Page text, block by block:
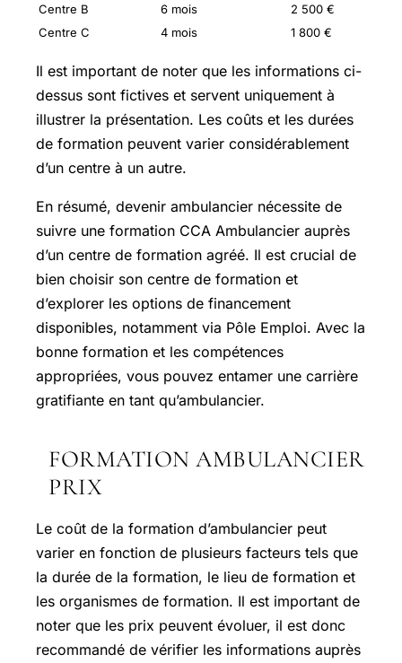
Centre B
6 mois
2 500 €
Centre C
4 mois 1 800 €
Il est important de noter que les informations ci-
dessus sont fictives et servent uniquement à
illustrer la présentation. Les coûts et les durées
de formation peuvent varier considérablement
d’un centre à un autre.
En résumé, devenir ambulancier nécessite de
suivre une formation CCA Ambulancier auprès
d’un centre de formation agréé. Il est crucial de
bien choisir son centre de formation et
d’explorer les options de financement
disponibles, notamment via Pôle Emploi. Avec la
bonne formation et les compétences
appropriées, vous pouvez entamer une carrière
gratifiante en tant qu’ambulancier.
FORMATION AMBULANCIER
PRIX
Le coût de la formation d’ambulancier peut
varier en fonction de plusieurs facteurs tels que
la durée de la formation, le lieu de formation et
les organismes de formation. Il est important de
noter que les prix peuvent évoluer, il est donc
recommandé de vérifier les informations auprès